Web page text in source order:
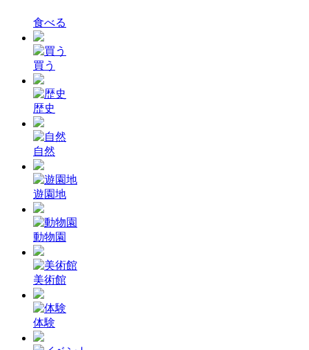
食べる
買う
歴史
自然
遊園地
動物園
美術館
体験